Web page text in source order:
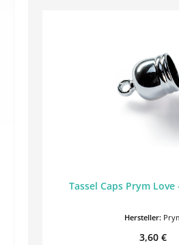
Tassel Caps Prym
Hersteller:
3,60 €